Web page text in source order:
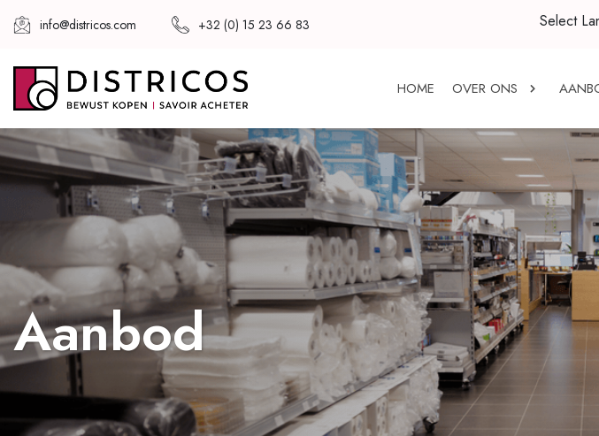
info@districos.com +32 (0) 15 23 66 83 Select
HOME OVER ONS
Aanbod